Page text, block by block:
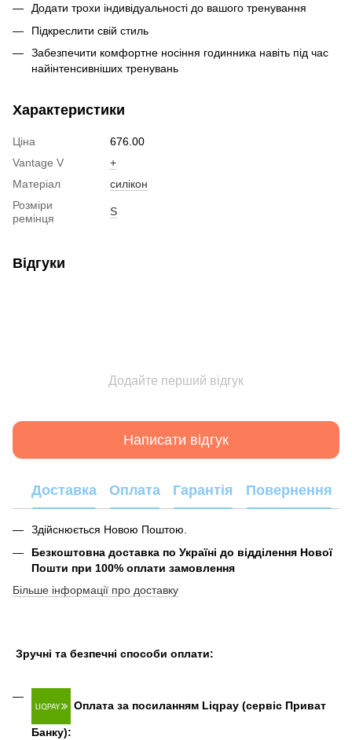
Додати трохи індивідуальності до вашого тренування
Підкреслити свій стиль
Забезпечити комфортне носіння годинника навіть під час
найінтенсивніших тренувань
Характеристики
Ціна
676.00
Vantage V
+
Матеріал
силікон
Розміри
ремінця
S
Відгуки
Додайте перший відгук
Написати відгук
Доставка Оплата Гарантія Повернення
Здійснюється Новою Поштою.
Безкоштовна доставка по Україні до відділення Нової
Пошти при 100% оплати замовлення
Більше інформації про доставку
Зручні та безпечні способи оплати:
Оплата за посиланням Liqpay (сервіс Приват
Банку):